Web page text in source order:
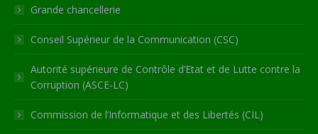
Grande chancellerie
Conseil Supérieur de la Communication (CSC)
Autorité supérieure de Contrôle d’Etat et de Lutte contre la
Corruption (ASCE-LC)
Commission de l’Informatique et des Libertés (CIL)